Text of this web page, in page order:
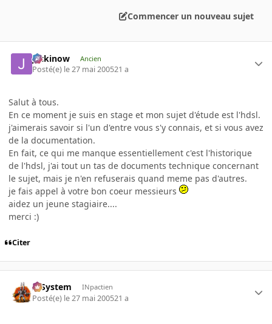
Commencer un nouveau sujet
jackinow Ancien
Posté(e) le 27 mai 200521 a
Salut à tous.
En ce moment je suis en stage et mon sujet d'étude est l'hdsl.
j'aimerais savoir si l'un d'entre vous s'y connais, et si vous avez
de la documentation.
En fait, ce qui me manque essentiellement c'est l'historique
de l'hdsl, j'ai tout un tas de documents technique concernant
le sujet, mais je n'en refuserais quand meme pas d'autres.
je fais appel à votre bon coeur messieurs
aidez un jeune stagiaire....
merci :)
Citer
X-System INpactien
Posté(e) le 27 mai 200521 a